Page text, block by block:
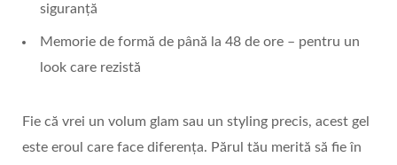
siguranță
Memorie de formă de până la 48 de ore – pentru un
look care rezistă
Fie că vrei un volum glam sau un styling precis, acest gel
este eroul care face diferența. Părul tău merită să fie în